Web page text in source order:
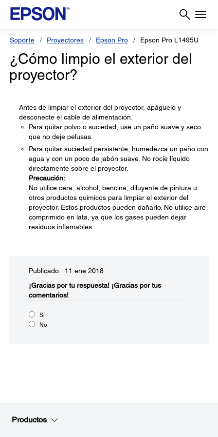
Soporte Proyectores Epson Pro Epson Pro L1495U
¿Cómo limpio el exterior del
proyector?
Antes de limpiar el exterior del proyector, apáguelo y
desconecte el cable de alimentación.
Para quitar polvo o suciedad, use un paño suave y seco
que no deje pelusas.
Para quitar suciedad persistente, humedezca un paño con
agua y con un poco de jabón suave. No rocíe líquido
directamente sobre el proyector.
Precaución:
No utilice cera, alcohol, bencina, diluyente de pintura u
otros productos químicos para limpiar el exterior del
proyector. Estos productos pueden dañarlo. No utilice aire
comprimido en lata, ya que los gases pueden dejar
residuos inflamables.
Publicado: 11 ene 2018
¡Gracias por tu respuesta! ¡Gracias por tus
comentarios!
Sí
No
Productos